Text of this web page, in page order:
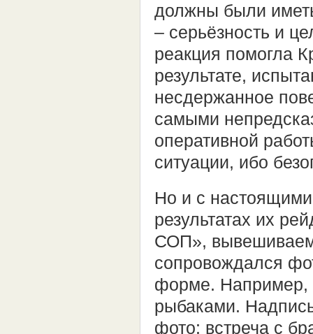
должны были
– серьёзность и
реакция помогла
результате,
несдержанное
самыми
оперативной
ситуации, ибо
Но и с
результатах их
СОП»,
сопровождался
форме. Например,
рыбаками.
фото: встреча с